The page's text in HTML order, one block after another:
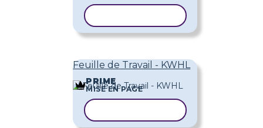
Feuille de Travail - KWHL
PRIME
MISE EN PAGE